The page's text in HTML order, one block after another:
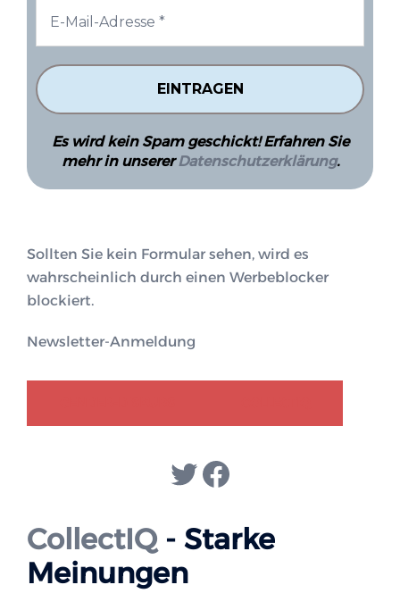
Es wird kein Spam geschickt! Erfahren Sie
mehr in unsererDatenschutzerklärung.
Sollten Sie kein Formular sehen, wird es
wahrscheinlich durch einen Werbeblocker
blockiert.
Newsletter-Anmeldung
Twitter
Facebook
CollectIQ- Starke
Meinungen